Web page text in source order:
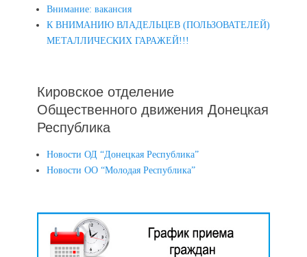
Внимание: вакансия
К ВНИМАНИЮ ВЛАДЕЛЬЦЕВ (ПОЛЬЗОВАТЕЛЕЙ)
МЕТАЛЛИЧЕСКИХ ГАРАЖЕЙ!!!
Кировское отделение
Общественного движения Донецкая
Республика
Новости ОД “Донецкая Республика”
Новости ОО “Молодая Республика”